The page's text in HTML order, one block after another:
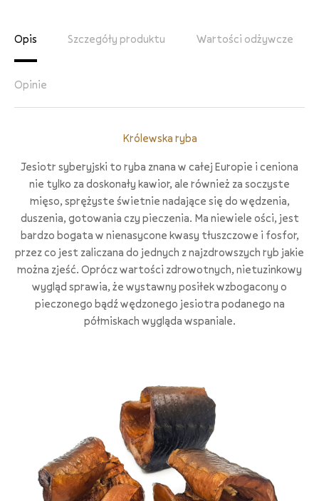
Opis Szczegóły produktu Wartości odżywcze
Opinie
Królewska ryba
Jesiotr syberyjski to ryba znana w całej Europie i ceniona
nie tylko za doskonały kawior, ale również za soczyste
mięso, sprężyste świetnie nadające się do wędzenia,
duszenia, gotowania czy pieczenia. Ma niewiele ości, jest
bardzo bogata w nienasycone kwasy tłuszczowe i fosfor,
przez co jest zaliczana do jednych z najzdrowszych ryb jakie
można zjeść. Oprócz wartości zdrowotnych, nietuzinkowy
wygląd sprawia, że wystawny posiłek wzbogacony o
pieczonego bądź wędzonego jesiotra podanego na
półmiskach wygląda wspaniale.